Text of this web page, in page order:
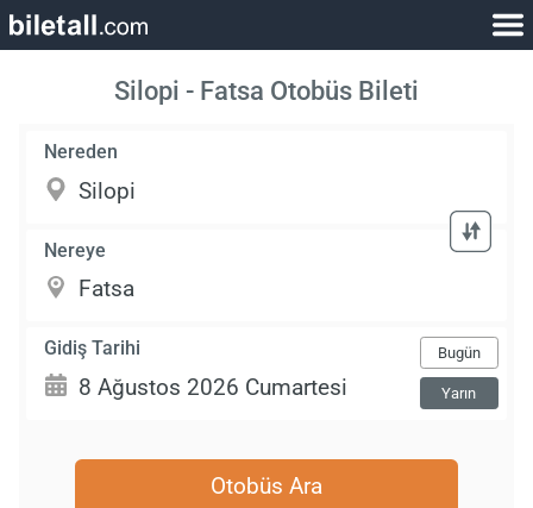
Silopi - Fatsa Otobüs Bileti
Nereden
Nereye
Gidiş Tarihi Bugün
Yarın
Otobüs Ara